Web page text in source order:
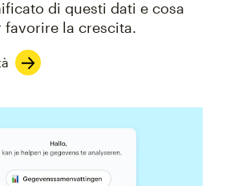
di questi dati e cosa
favorire la crescita.